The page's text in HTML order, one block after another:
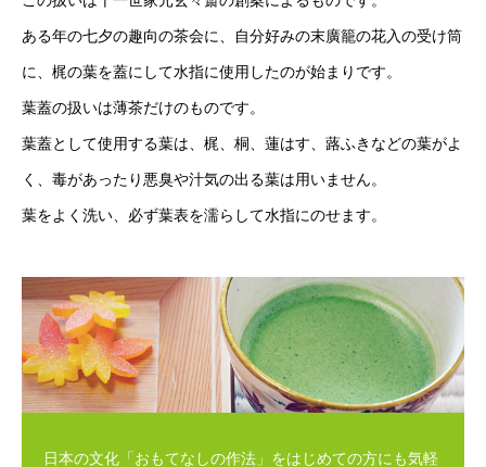
ある年の七夕の趣向の茶会に、自分好みの末廣籠の花入の受け筒
に、梶の葉を蓋にして水指に使用したのが始まりです。
葉蓋の扱いは薄茶だけのものです。
葉蓋として使用する葉は、梶、桐、蓮はす、蕗ふきなどの葉がよ
く、毒があったり悪臭や汁気の出る葉は用いません。
葉をよく洗い、必ず葉表を濡らして水指にのせます。
日本の文化「おもてなしの作法」をはじめての方にも気軽